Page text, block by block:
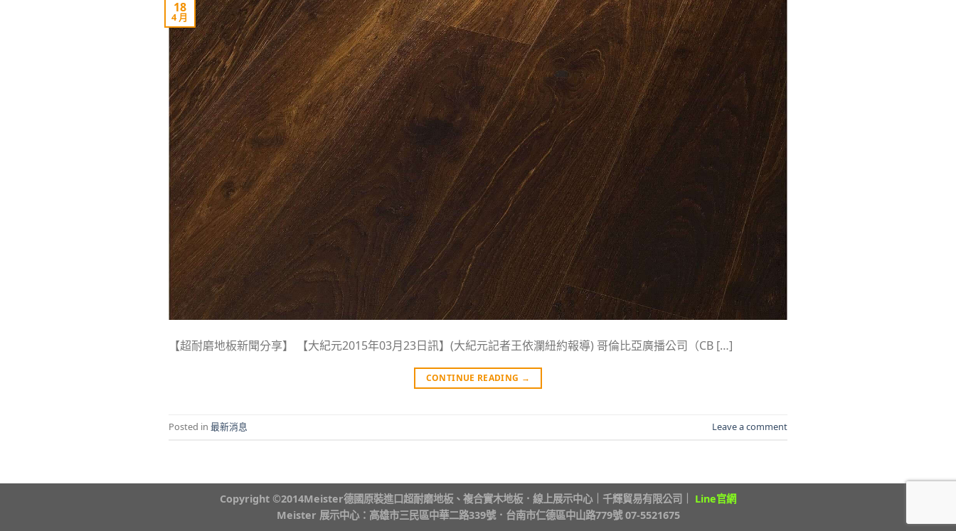
18
4 月
【超耐磨地板新聞分享】 【大紀元2015年03月23日訊】(大紀元記者王依瀾紐約報導) 哥倫比亞廣播公司（CB […]
CONTINUE READING →
Posted in 最新消息 Leave a comment
Copyright ©2014Meister德國原裝進口超耐磨地板、複合實木地板．線上展示中心｜ 千輝貿易有限公司
Line官網
Meister 展示中心：高雄市三民區中華二路339號．台南市仁德區中山路779號 07-5521675